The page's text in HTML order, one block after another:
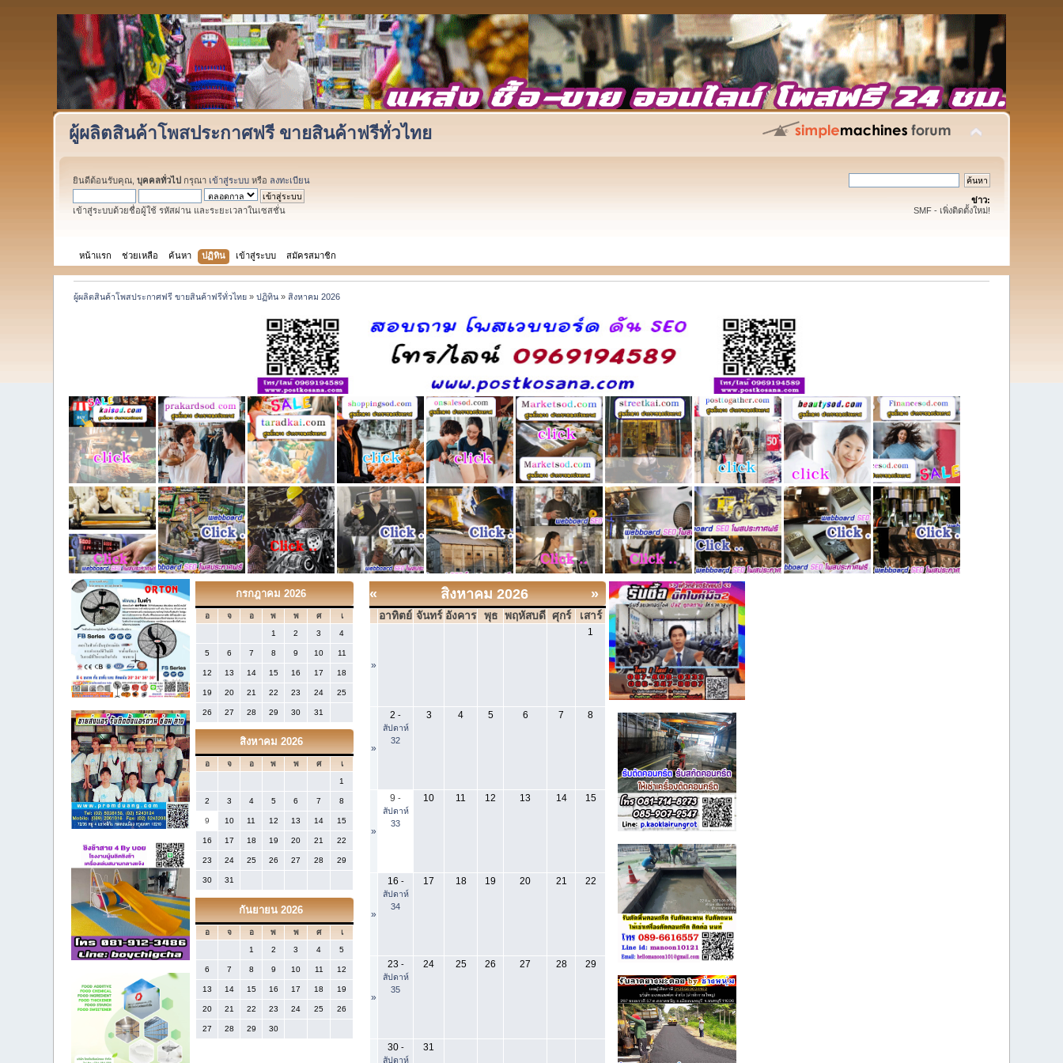
ผู้ผลิตสินค้าโพสประกาศฟรี ขายสินค้าฟรีทั่วไทย
ยินดีต้อนรับคุณ,บุคคลทั่วไป กรุณา เข้าสู่ระบบ หรือ ลงทะเบียน
เข้าสู่ระบบด้วยชื่อผู้ใช้ รหัสผ่าน และระยะเวลาในเซสชั่น
ข่าว:
SMF - เพิ่งติดตั้งใหม่!
หน้าแรก ช่วยเหลือ ค้นหา ปฏิทิน เข้าสู่ระบบ สมัครสมาชิก
ผู้ผลิตสินค้าโพสประกาศฟรี ขายสินค้าฟรีทั่วไทย »ปฏิทิน »สิงหาคม 2026
กรกฎาคม 2026
อ จ อ พ พ ศ
เ
1
2 3 4
5 6 7 8 9 10 11
12 13 14 15 16 17 18
19 20 21 22 23 24 25
26 27 28 29 30 31
สิงหาคม 2026
อ จ อ พ พ ศ
เ
1
2 3 4 5 6 7 8
9 10 11 12 13 14 15
16 17 18 19 20 21 22
23 24 25 26 27 28 29
30 31
กันยายน 2026
อ จ อ พ พ ศ
เ
1
2 3 4 5
6 7 8 9 10 11 12
13 14 15 16 17 18 19
20 21 22 23 24 25 26
27 28 29 30
« »
สิงหาคม 2026
อาทิตย์ จันทร์ อังคาร พุธ พฤหัสบดี ศุกร์ เสาร์
»
1
»
2 -
สัปดาห์
32
3 4 5 6 7 8
»
9 -
สัปดาห์
33
10 11 12 13 14 15
»
16 -
สัปดาห์
34
17 18 19 20 21 22
»
23 -
สัปดาห์
35
24 25 26 27 28 29
30-
สัปดาห์
31